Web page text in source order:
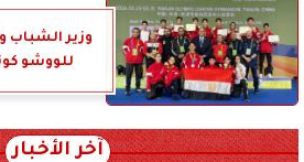
وزير الشباب
للووشو
آخر الأخبار